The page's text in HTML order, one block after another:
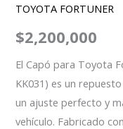
TOYOTA FORTUNER
$2,200,000
El Capó para Toyota
KK031) es un
un ajuste perfecto y
vehículo. Fabricado